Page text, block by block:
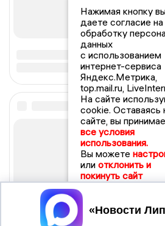
Нажимая кнопку
даете согласие на
обработку
данных
с использованием
интернет-сервиса
Яндекс.Метрика,
top.mail.ru,
На сайте
cookie. Оставаясь
сайте, вы
все условия
использования.
Вы можете
или отклонить и
покинуть сайт
Принять